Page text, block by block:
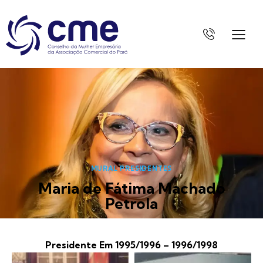
MURAL PRESIDENTES
Maria de Fátima Machado
Petrola
Presidente Em 1995/1996 – 1996/1998